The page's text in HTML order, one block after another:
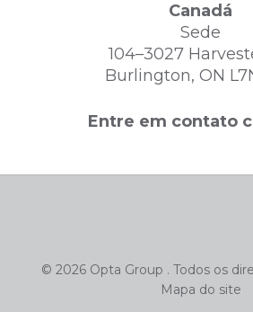
Canadá
Sede
104–3027
Burlington, ON
Entre em contato
© 2026 Opta Group . Todos os
Mapa do site